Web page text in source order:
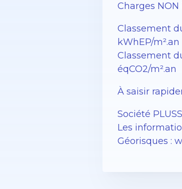
Charges
Classement
kWhEP/m².an
Classement
éqCO2/m².an
À saisir
Société
Les
Géorisques :